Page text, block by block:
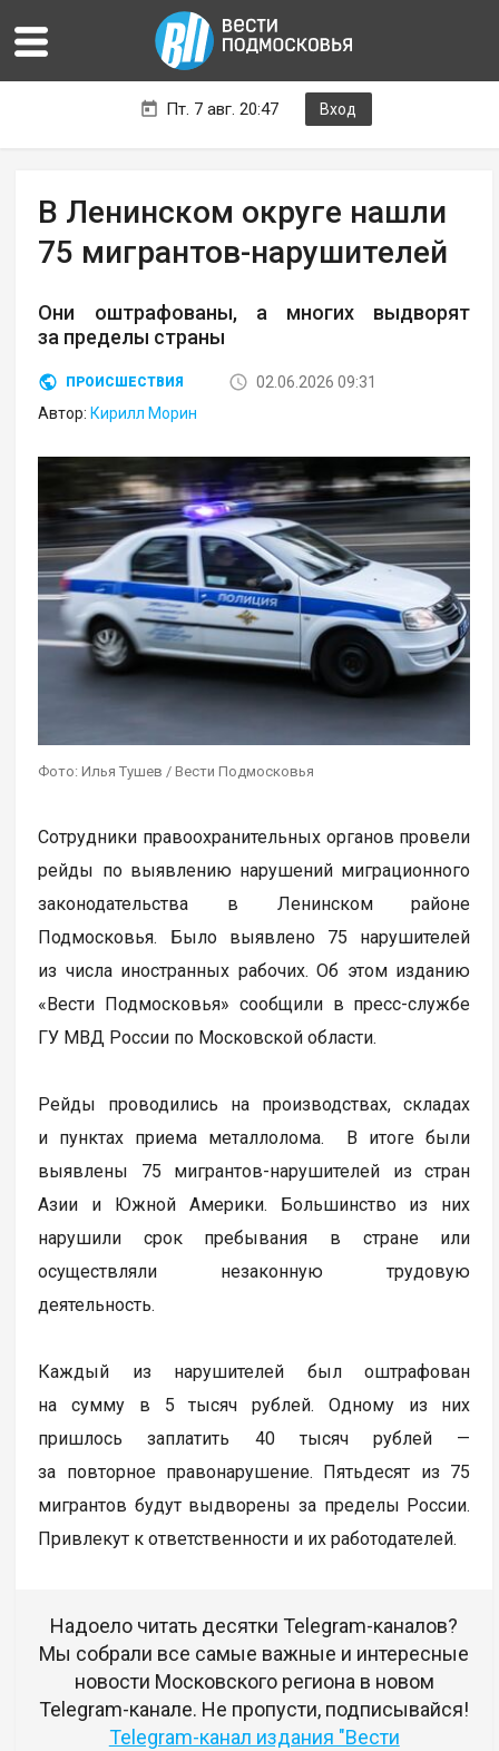
Пт. 7 авг. 20:47 Вход
В Ленинском округе нашли
75 мигрантов-нарушителей
Они оштрафованы, а многих выдворят
за пределы страны
ПРОИСШЕСТВИЯ
02.06.2026 09:31
Автор: Кирилл Морин
Фото: Илья Тушев / Вести Подмосковья
Сотрудники правоохранительных органов провели
рейды по выявлению нарушений миграционного
законодательства в Ленинском районе
Подмосковья. Было выявлено 75 нарушителей
из числа иностранных рабочих. Об этом изданию
«Вести Подмосковья» сообщили в пресс-службе
ГУ МВД России по Московской области.
Рейды проводились на производствах, складах
и пунктах приема металлолома. В итоге были
выявлены 75 мигрантов-нарушителей из стран
Азии и Южной Америки. Большинство из них
нарушили срок пребывания в стране или
осуществляли незаконную трудовую
деятельность.
Каждый из нарушителей был оштрафован
на сумму в 5 тысяч рублей. Одному из них
пришлось заплатить 40 тысяч рублей —
за повторное правонарушение. Пятьдесят из 75
мигрантов будут выдворены за пределы России.
Привлекут к ответственности и их работодателей.
Надоело читать десятки Telegram-каналов?
Мы собрали все самые важные и интересные
новости Московского региона в новом
Telegram-канале. Не пропусти, подписывайся!
Telegram-канал издания "Вести